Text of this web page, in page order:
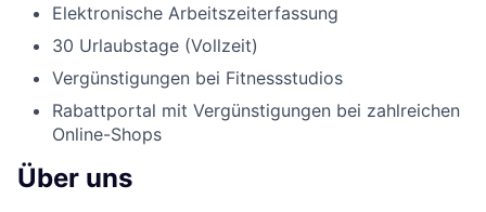
Elektronische Arbeitszeiterfassung
30 Urlaubstage (Vollzeit)
Vergünstigungen bei Fitnessstudios
Rabattportal mit Vergünstigungen bei zahlreichen
Online-Shops
Über uns